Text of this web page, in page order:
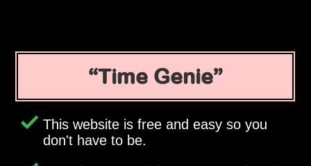
Time Genie
This website is free and easy so you
don't have to be.